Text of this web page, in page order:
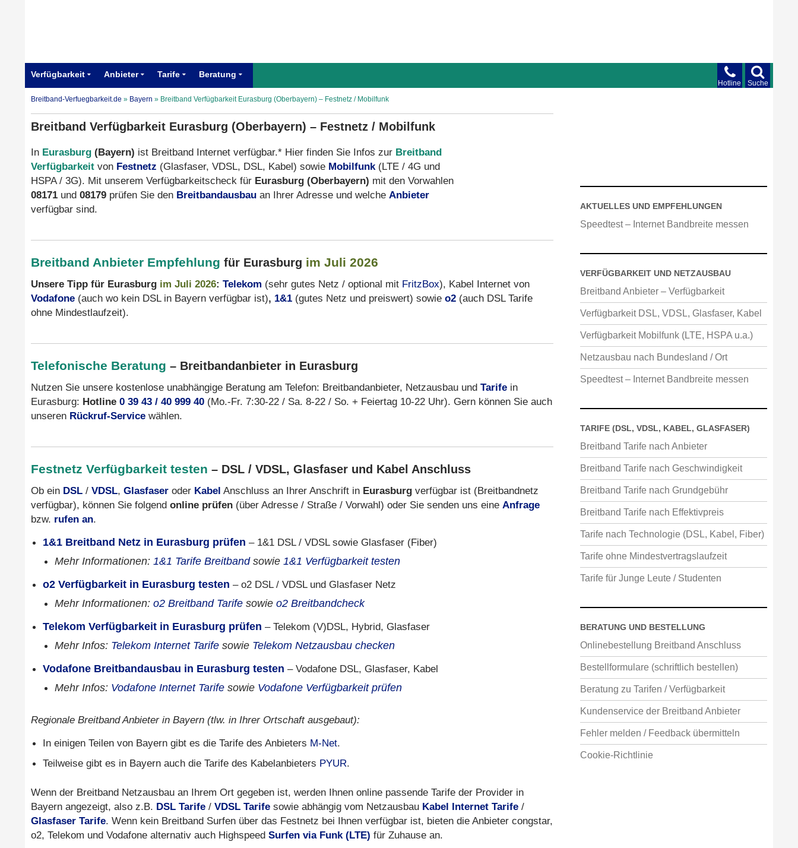
Suche
Hotline
Verfügbarkeit Anbieter Tarife Beratung
Breitband-Verfuegbarkeit.de » Bayern » Breitband Verfügbarkeit Eurasburg (Oberbayern) – Festnetz / Mobilfunk
Breitband Verfügbarkeit Eurasburg (Oberbayern) – Festnetz / Mobilfunk
In Eurasburg (Bayern) ist Breitband Internet verfügbar.* Hier finden Sie Infos zur Breitband
Verfügbarkeit von Festnetz (Glasfaser, VDSL, DSL, Kabel) sowie Mobilfunk(LTE / 4G und
HSPA / 3G). Mit unserem Verfügbarkeitscheck für Eurasburg (Oberbayern) mit den Vorwahlen
08171 und 08179 prüfen Sie den Breitbandausbau an Ihrer Adresse und welche Anbieter
verfügbar sind.
Breitband Anbieter Empfehlung für Eurasburg im Juli 2026
Unsere Tipp für Eurasburg im Juli 2026: Telekom (sehr gutes Netz / optional mit FritzBox), Kabel Internet von
Vodafone (auch wo kein DSL in Bayern verfügbar ist), 1&1 (gutes Netz und preiswert) sowie o2 (auch DSL Tarife
ohne Mindestlaufzeit).
Telefonische Beratung – Breitbandanbieter in Eurasburg
Nutzen Sie unsere kostenlose unabhängige Beratung am Telefon: Breitbandanbieter, Netzausbau und Tarife in
Eurasburg: Hotline 0 39 43 / 40 999 40 (Mo.-Fr. 7:30-22 / Sa. 8-22 / So. + Feiertag 10-22 Uhr). Gern können Sie auch
unseren Rückruf-Service wählen.
Festnetz Verfügbarkeit testen – DSL / VDSL, Glasfaser und Kabel Anschluss
Ob ein DSL / VDSL, Glasfaser oder Kabel Anschluss an Ihrer Anschrift in Eurasburg verfügbar ist (Breitbandnetz
verfügbar), können Sie folgend online prüfen (über Adresse / Straße / Vorwahl) oder Sie senden uns eine Anfrage
bzw. rufen an.
1&1 Breitband Netz in Eurasburg prüfen – 1&1 DSL / VDSL sowie Glasfaser (Fiber)
Mehr Informationen: 1&1 Tarife Breitbandsowie 1&1 Verfügbarkeit testen
o2 Verfügbarkeit in Eurasburg testen – o2 DSL / VDSL und Glasfaser Netz
Mehr Informationen: o2 Breitband Tarife sowie o2 Breitbandcheck
Telekom Verfügbarkeit in Eurasburg prüfen – Telekom (V)DSL, Hybrid, Glasfaser
Mehr Infos: Telekom Internet Tarife sowie Telekom Netzausbau checken
Vodafone Breitbandausbau in Eurasburg testen – Vodafone DSL, Glasfaser, Kabel
Mehr Infos: Vodafone Internet Tarife sowie Vodafone Verfügbarkeit prüfen
Regionale Breitband Anbieter in Bayern (tlw. in Ihrer Ortschaft ausgebaut):
In einigen Teilen von Bayern gibt es die Tarife des Anbieters M-Net.
Teilweise gibt es in Bayern auch die Tarife des Kabelanbieters PYUR.
Wenn der Breitband Netzausbau an Ihrem Ort gegeben ist, werden Ihnen online passende Tarife der Provider in
Bayern angezeigt, also z.B. DSL Tarife / VDSL Tarife sowie abhängig vom Netzausbau Kabel Internet Tarife /
Glasfaser Tarife. Wenn kein Breitband Surfen über das Festnetz bei Ihnen verfügbar ist, bieten die Anbieter congstar,
o2, Telekom und Vodafone alternativ auch Highspeed Surfen via Funk (LTE) für Zuhause an.
AKTUELLES UND EMPFEHLUNGEN
Speedtest – Internet Bandbreite messen
VERFÜGBARKEIT UND NETZAUSBAU
Breitband Anbieter – Verfügbarkeit
Verfügbarkeit DSL, VDSL, Glasfaser, Kabel
Verfügbarkeit Mobilfunk (LTE, HSPA u.a.)
Netzausbau nach Bundesland / Ort
Speedtest – Internet Bandbreite messen
TARIFE (DSL, VDSL, KABEL, GLASFASER)
Breitband Tarife nach Anbieter
Breitband Tarife nach Geschwindigkeit
Breitband Tarife nach Grundgebühr
Breitband Tarife nach Effektivpreis
Tarife nach Technologie (DSL, Kabel, Fiber)
Tarife ohne Mindestvertragslaufzeit
Tarife für Junge Leute / Studenten
BERATUNG UND BESTELLUNG
Onlinebestellung Breitband Anschluss
Bestellformulare (schriftlich bestellen)
Beratung zu Tarifen / Verfügbarkeit
Kundenservice der Breitband Anbieter
Fehler melden / Feedback übermitteln
Cookie-Richtlinie